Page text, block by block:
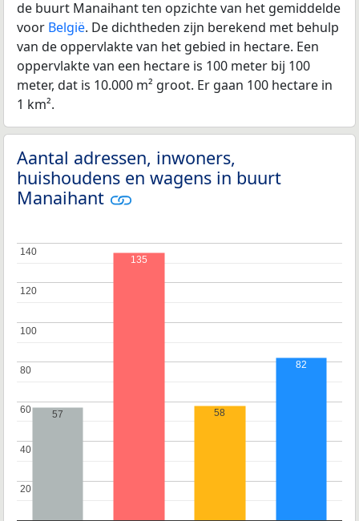
de buurt Manaihant ten opzichte van het gemiddelde
voor België. De dichtheden zijn berekend met behulp
van de oppervlakte van het gebied in hectare. Een
oppervlakte van een hectare is 100 meter bij 100
meter, dat is 10.000 m² groot. Er gaan 100 hectare in
1 km².
Aantal adressen, inwoners,
huishoudens en wagens in buurt
Manaihant
20
20
40
40
60
60
80
80
100
100
120
120
140
140
57
135
58
82